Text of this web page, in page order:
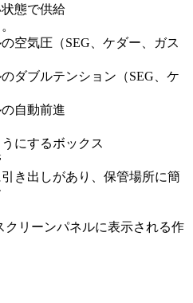
態で供給
空気圧（SEG、ケダー、ガス
ダブルテンション（SEG、ケ
自動前進
にするボックス
き出しがあり、保管場所に簡
クリーンパネルに表示される作